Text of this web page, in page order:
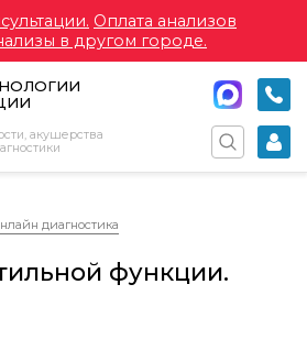
Оплата анализов
в другом городе.
акушерства
диагностика
функции.